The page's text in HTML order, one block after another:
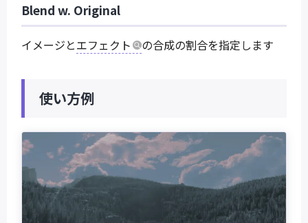
Blend w. Original
イメージとエフェクト の合成の割合を指定します
使い方例